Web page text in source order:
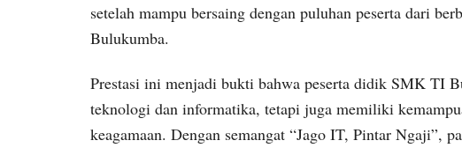
setelah mampu bersaing dengan puluhan peserta dari
Bulukumba.
Prestasi ini menjadi bukti bahwa peserta didik SMK TI
teknologi dan informatika, tetapi juga memiliki
keagamaan. Dengan semangat “Jago IT, Pintar Ngaji”,